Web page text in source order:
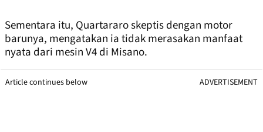
Sementara itu, Quartararo skeptis dengan motor
barunya, mengatakan ia tidak merasakan manfaat
nyata dari mesin V4 di Misano.
Article continues below ADVERTISEMENT